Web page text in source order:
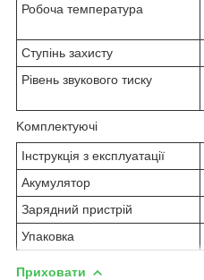
Робоча температура
Ступінь захисту
Рівень звукового тиску
Kомплектуючі
Інструкція з експлуатації
Акумулятор
Зарядний пристрій
Упаковка
Приховати